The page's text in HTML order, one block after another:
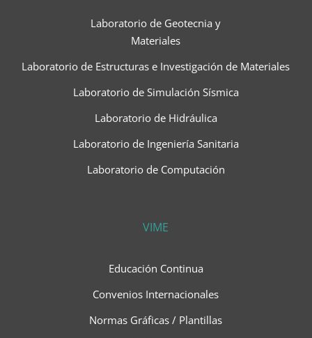
Laboratorio de Geotecnia y
Materiales
Laboratorio de Estructuras e Investigación de Materiales
Laboratorio de Simulación Sísmica
Laboratorio de Hidráulica
Laboratorio de Ingeniería Sanitaria
Laboratorio de Computación
VIME
Educación Continua
Convenios Internacionales
Normas Gráficas / Plantillas